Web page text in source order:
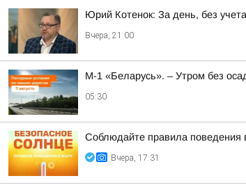
Юрий Котенок: За день, без
Вчера, 21:00
М-1 «Беларусь». – Утром без
05:30
Соблюдайте правила поведения
Вчера, 17:31